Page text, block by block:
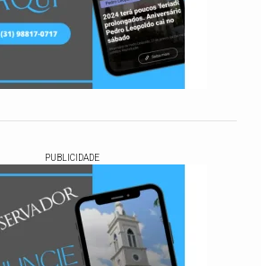
PUBLICIDADE